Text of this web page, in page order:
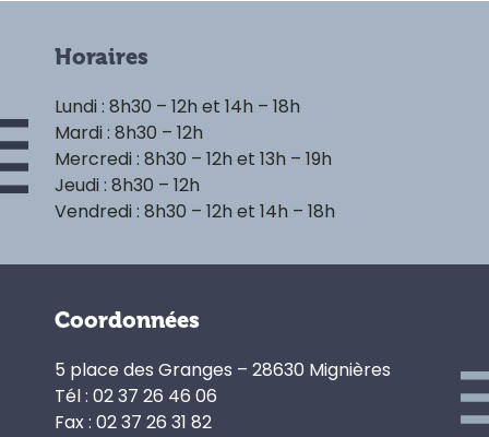
Horaires
Lundi : 8h30 – 12h et 14h – 18h
Mardi : 8h30 – 12h
Mercredi : 8h30 – 12h et 13h – 19h
Jeudi : 8h30 – 12h
Vendredi : 8h30 – 12h et 14h – 18h
Coordonnées
5 place des Granges – 28630 Mignières
Tél : 02 37 26 46 06
Fax : 02 37 26 31 82